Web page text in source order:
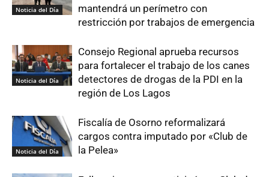
Noticia del Día
mantendrá un perímetro con
restricción por trabajos de emergencia
Noticia del Día
Consejo Regional aprueba recursos
para fortalecer el trabajo de los canes
detectores de drogas de la PDI en la
región de Los Lagos
Noticia del Día
Fiscalía de Osorno reformalizará
cargos contra imputado por «Club de
la Pelea»